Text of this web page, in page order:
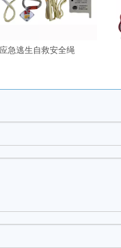
应急逃生自救安全绳